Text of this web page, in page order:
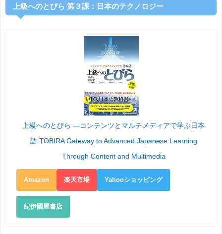
上級へのとびら 第３課：日本のテクノロジー
上級へのとびら ―コンテンツとマルチメディアで学ぶ日本
語:TOBIRA Gateway to Advanced Japanese Learning
Through Content and Multimedia
Amazon 楽天市場 Yahooショッピング
紀伊國屋書店